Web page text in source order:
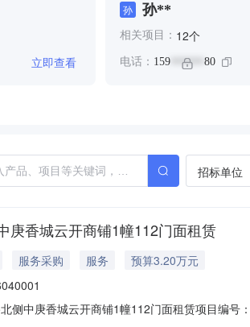
立即查看
孙 孙**
相关项目： 12个
电话： 159****** 80
招标单位
庚香城云开商铺1幢112门面租赁
服务采购 服务
预算3.20万元
侧中庚香城云开商铺1幢112门面租赁项目编